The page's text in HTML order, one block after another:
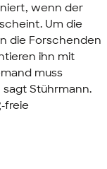
wenn der
Um die
die Forschenden
ihn mit
muss
Stührmann.
-freie